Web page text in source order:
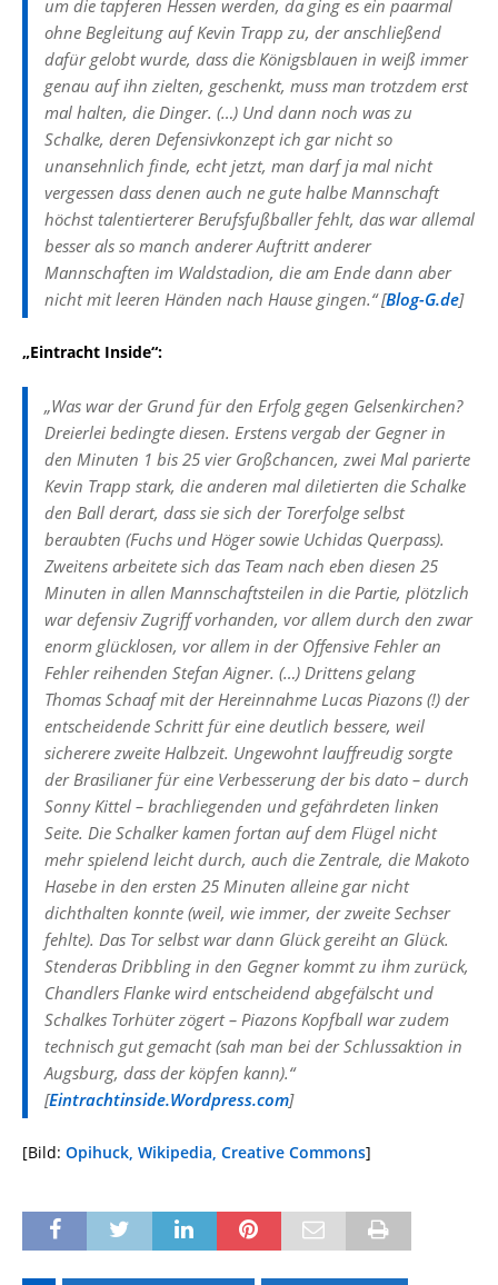
um die tapferen Hessen werden, da ging es ein paarmal
ohne Begleitung auf Kevin Trapp zu, der anschließend
dafür gelobt wurde, dass die Königsblauen in weiß immer
genau auf ihn zielten, geschenkt, muss man trotzdem erst
mal halten, die Dinger. (…) Und dann noch was zu
Schalke, deren Defensivkonzept ich gar nicht so
unansehnlich finde, echt jetzt, man darf ja mal nicht
vergessen dass denen auch ne gute halbe Mannschaft
höchst talentierterer Berufsfußballer fehlt, das war allemal
besser als so manch anderer Auftritt anderer
Mannschaften im Waldstadion, die am Ende dann aber
nicht mit leeren Händen nach Hause gingen.“ [Blog-G.de]
„Eintracht Inside“:
„Was war der Grund für den Erfolg gegen Gelsenkirchen?
Dreierlei bedingte diesen. Erstens vergab der Gegner in
den Minuten 1 bis 25 vier Großchancen, zwei Mal parierte
Kevin Trapp stark, die anderen mal diletierten die Schalke
den Ball derart, dass sie sich der Torerfolge selbst
beraubten (Fuchs und Höger sowie Uchidas Querpass).
Zweitens arbeitete sich das Team nach eben diesen 25
Minuten in allen Mannschaftsteilen in die Partie, plötzlich
war defensiv Zugriff vorhanden, vor allem durch den zwar
enorm glücklosen, vor allem in der Offensive Fehler an
Fehler reihenden Stefan Aigner. (…) Drittens gelang
Thomas Schaaf mit der Hereinnahme Lucas Piazons (!) der
entscheidende Schritt für eine deutlich bessere, weil
sicherere zweite Halbzeit. Ungewohnt lauffreudig sorgte
der Brasilianer für eine Verbesserung der bis dato – durch
Sonny Kittel – brachliegenden und gefährdeten linken
Seite. Die Schalker kamen fortan auf dem Flügel nicht
mehr spielend leicht durch, auch die Zentrale, die Makoto
Hasebe in den ersten 25 Minuten alleine gar nicht
dichthalten konnte (weil, wie immer, der zweite Sechser
fehlte). Das Tor selbst war dann Glück gereiht an Glück.
Stenderas Dribbling in den Gegner kommt zu ihm zurück,
Chandlers Flanke wird entscheidend abgefälscht und
Schalkes Torhüter zögert – Piazons Kopfball war zudem
technisch gut gemacht (sah man bei der Schlussaktion in
Augsburg, dass der köpfen kann).“
[Eintrachtinside.Wordpress.com]
[Bild: Opihuck, Wikipedia, Creative Commons]